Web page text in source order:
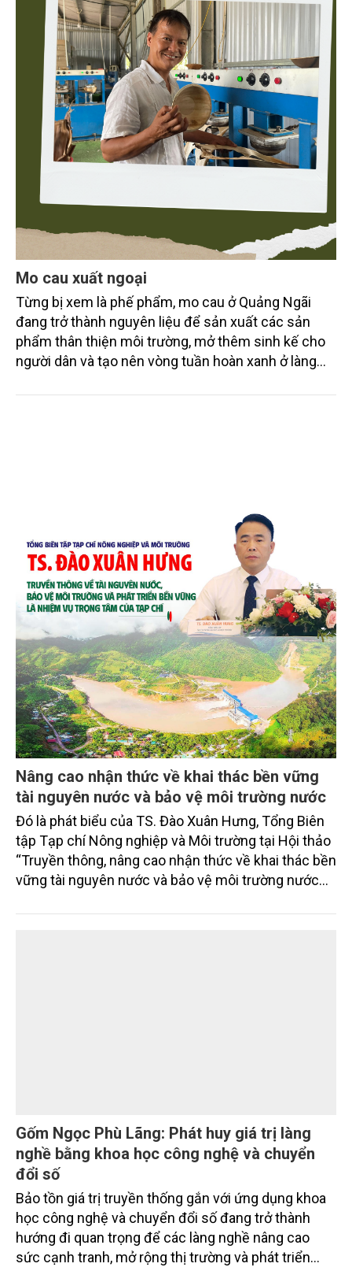
Mo cau xuất ngoại
Từng bị xem là phế phẩm, mo cau ở Quảng Ngãi
đang trở thành nguyên liệu để sản xuất các sản
phẩm thân thiện môi trường, mở thêm sinh kế cho
người dân và tạo nên vòng tuần hoàn xanh ở làng
chén, dĩa... từ mo cau đã được thị trường trong nước
Nâng cao nhận thức về khai thác bền vững
tài nguyên nước và bảo vệ môi trường nước
Đó là phát biểu của TS. Đào Xuân Hưng, Tổng Biên
tập Tạp chí Nông nghiệp và Môi trường tại Hội thảo
“Truyền thông, nâng cao nhận thức về khai thác bền
vững tài nguyên nước và bảo vệ môi trường nước
trường phối hợp với Sở Nông nghiệp và Môi trường
Gốm Ngọc Phù Lãng: Phát huy giá trị làng
nghề bằng khoa học công nghệ và chuyển
đổi số
Bảo tồn giá trị truyền thống gắn với ứng dụng khoa
học công nghệ và chuyển đổi số đang trở thành
hướng đi quan trọng để các làng nghề nâng cao